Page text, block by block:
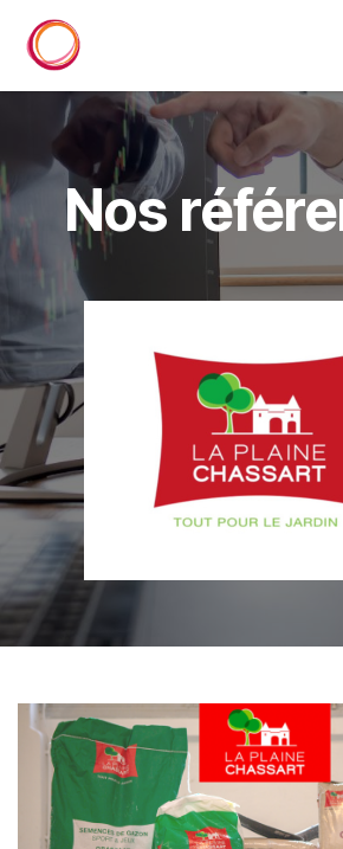
Nos